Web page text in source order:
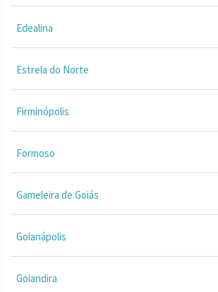
Edealina
Estrela do Norte
Firminópolis
Formoso
Gameleira de Goiás
Goianápolis
Goiandira